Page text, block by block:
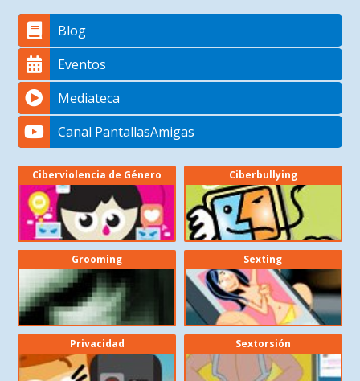
Blog
Eventos
Mediateca
Canal PantallasAmigas
Ciberviolencia de Género Ciberbullying
Grooming Sexting
Privacidad Sextorsión